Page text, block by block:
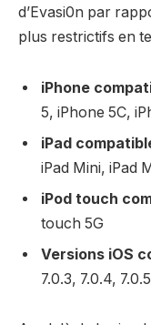
d’Evasi0n par
plus restrictifs en
iPhone
5, iPhone 5C,
iPad
iPad Mini, iPad
iPod touch
touch 5G
Versions iOS
7.0.3, 7.0.4,